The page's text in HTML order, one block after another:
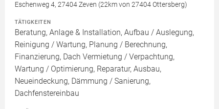
Eschenweg 4, 27404 Zeven (22km von 27404 Ottersberg)
TÄTIGKEITEN
Beratung, Anlage & Installation, Aufbau / Auslegung,
Reinigung / Wartung, Planung / Berechnung,
Finanzierung, Dach Vermietung / Verpachtung,
Wartung / Optimierung, Reparatur, Ausbau,
Neueindeckung, Dämmung / Sanierung,
Dachfenstereinbau